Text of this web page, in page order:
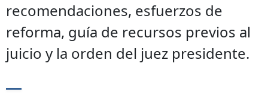
recomendaciones, esfuerzos de
reforma, guía de recursos previos al
juicio y la orden del juez presidente.